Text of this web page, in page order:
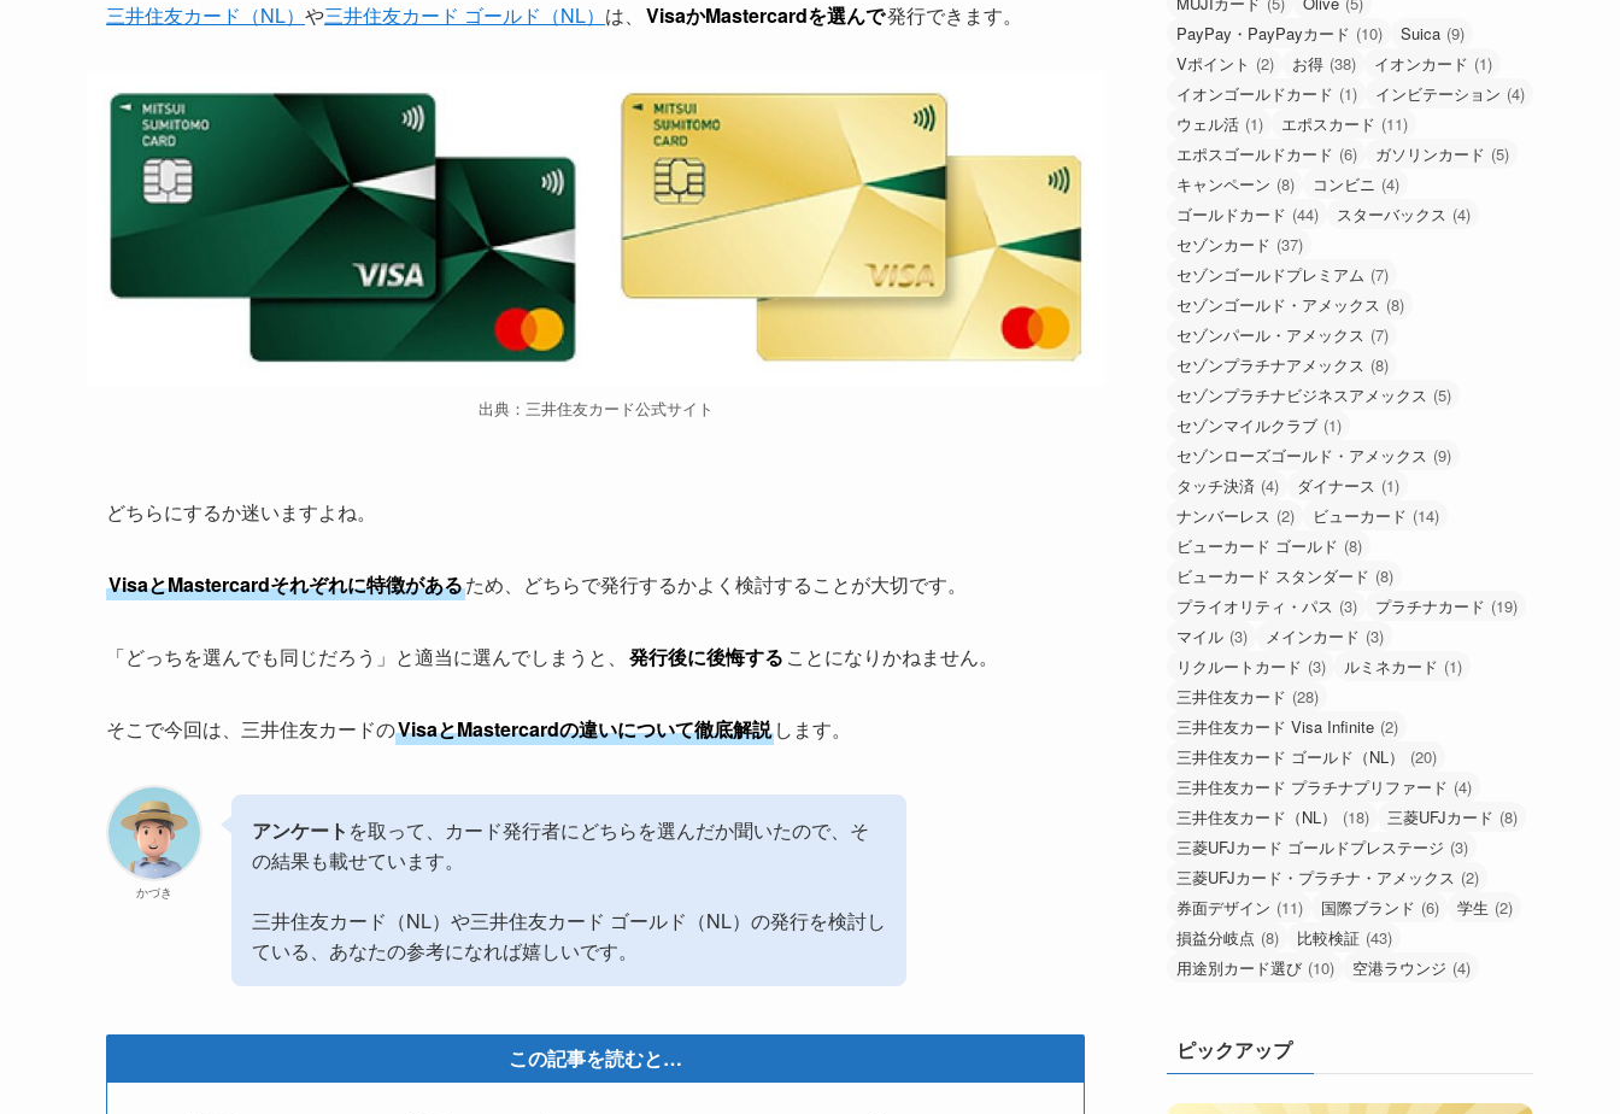
三井住友カード（NL） や三井住友カード ゴールド（NL） は、 VisaかMastercardを選んで発行できます。
出典：三井住友カード公式サイト
どちらにするか迷いますよね。
VisaとMastercardそれぞれに特徴があるため、どちらで発行するかよく検討することが大切です。
「どっちを選んでも同じだろう」と適当に選んでしまうと、 発行後に後悔する ことになりかねません。
そこで今回は、三井住友カードのVisaとMastercardの違いについて徹底解説 します。
かづき
アンケート を取って、カード発行者にどちらを選んだか聞いたので、そ
の結果も載せています。
三井住友カード（NL）や三井住友カード ゴールド（NL）の発行を検討し
ている、あなたの参考になれば嬉しいです。
この記事を読むと…
PayPay・PayPayカード (10) Suica (9)
Vポイント (2) お得 (38) イオンカード (1)
イオンゴールドカード (1) インビテーション (4)
ウェル活 (1) エポスカード (11)
エポスゴールドカード (6) ガソリンカード (5)
キャンペーン (8) コンビニ (4)
ゴールドカード (44) スターバックス (4)
セゾンカード (37)
セゾンゴールドプレミアム (7)
セゾンゴールド・アメックス (8)
セゾンパール・アメックス (7)
セゾンプラチナアメックス (8)
セゾンプラチナビジネスアメックス (5)
セゾンマイルクラブ (1)
セゾンローズゴールド・アメックス (9)
タッチ決済 (4) ダイナース (1)
ナンバーレス (2) ビューカード (14)
ビューカード ゴールド (8)
ビューカード スタンダード (8)
プライオリティ・パス (3) プラチナカード (19)
マイル (3) メインカード (3)
リクルートカード (3) ルミネカード (1)
三井住友カード (28)
三井住友カード Visa Infinite (2)
三井住友カード ゴールド（NL）
(20)
三井住友カード プラチナプリファード (4)
三井住友カード（NL）
(18) 三菱UFJカード (8)
三菱UFJカード ゴールドプレステージ (3)
三菱UFJカード・プラチナ・アメックス (2)
券面デザイン (11) 国際ブランド (6) 学生 (2)
損益分岐点 (8) 比較検証 (43)
用途別カード選び (10) 空港ラウンジ (4)
ピックアップ